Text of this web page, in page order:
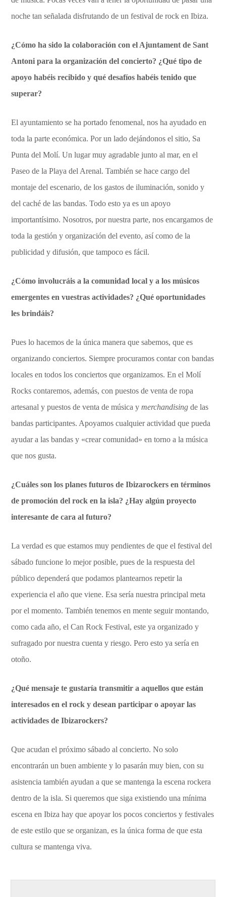
noche tan señalada disfrutando de un festival de rock en Ibiza.
¿Cómo ha sido la colaboración con el Ajuntament de Sant
Antoni para la organización del concierto? ¿Qué tipo de
apoyo habéis recibido y qué desafíos habéis tenido que
superar?
El ayuntamiento se ha portado fenomenal, nos ha ayudado en
toda la parte económica. Por un lado dejándonos el sitio, Sa
Punta del Molí. Un lugar muy agradable junto al mar, en el
Paseo de la Playa del Arenal. También se hace cargo del
montaje del escenario, de los gastos de iluminación, sonido y
del caché de las bandas. Todo esto ya es un apoyo
importantísimo. Nosotros, por nuestra parte, nos encargamos de
toda la gestión y organización del evento, así como de la
publicidad y difusión, que tampoco es fácil.
¿Cómo involucráis a la comunidad local y a los músicos
emergentes en vuestras actividades? ¿Qué oportunidades
les brindáis?
Pues lo hacemos de la única manera que sabemos, que es
organizando conciertos. Siempre procuramos contar con bandas
locales en todos los conciertos que organizamos. En el Molí
Rocks contaremos, además, con puestos de venta de ropa
artesanal y puestos de venta de música ymerchandising de las
bandas participantes. Apoyamos cualquier actividad que pueda
ayudar a las bandas y «crear comunidad» en torno a la música
que nos gusta.
¿Cuáles son los planes futuros de Ibizarockers en términos
de promoción del rock en la isla? ¿Hay algún proyecto
interesante de cara al futuro?
La verdad es que estamos muy pendientes de que el festival del
sábado funcione lo mejor posible, pues de la respuesta del
público dependerá que podamos plantearnos repetir la
experiencia el año que viene. Esa sería nuestra principal meta
por el momento. También tenemos en mente seguir montando,
como cada año, el Can Rock Festival, este ya organizado y
sufragado por nuestra cuenta y riesgo. Pero esto ya sería en
otoño.
¿Qué mensaje te gustaría transmitir a aquellos que están
interesados en el rock y desean participar o apoyar las
actividades de Ibizarockers?
Que acudan el próximo sábado al concierto. No solo
encontrarán un buen ambiente y lo pasarán muy bien, con su
asistencia también ayudan a que se mantenga la escena rockera
dentro de la isla. Si queremos que siga existiendo una mínima
escena en Ibiza hay que apoyar los pocos conciertos y festivales
de este estilo que se organizan, es la única forma de que esta
cultura se mantenga viva.